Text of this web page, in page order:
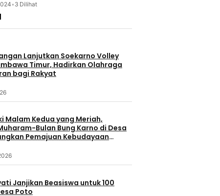
• 3 Dilihat
Lanjutkan Soekarno Volley
Timur, Hadirkan Olahraga
bagi Rakyat
Malam Kedua yang Meriah,
Bulan Bung Karno di Desa
Pemajuan Kebudayaan
Janjikan Beasiswa untuk 100
Poto